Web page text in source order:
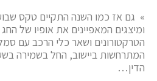
» גם אז כמו השנה התקיים טקס
ומיצגים המאפיינים את אופיו של
הטרקטורונים ושאר כלי הרכב עם
המתרחשות ביישוב, החל בשמירה
הדין…